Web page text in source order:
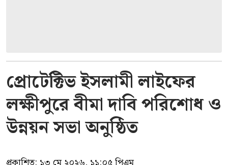
প্রোটেক্টিভ ইসলামী লাইফের
লক্ষীপুরে বীমা দাবি পরিশোধ ও
উন্নয়ন সভা অনুষ্ঠিত